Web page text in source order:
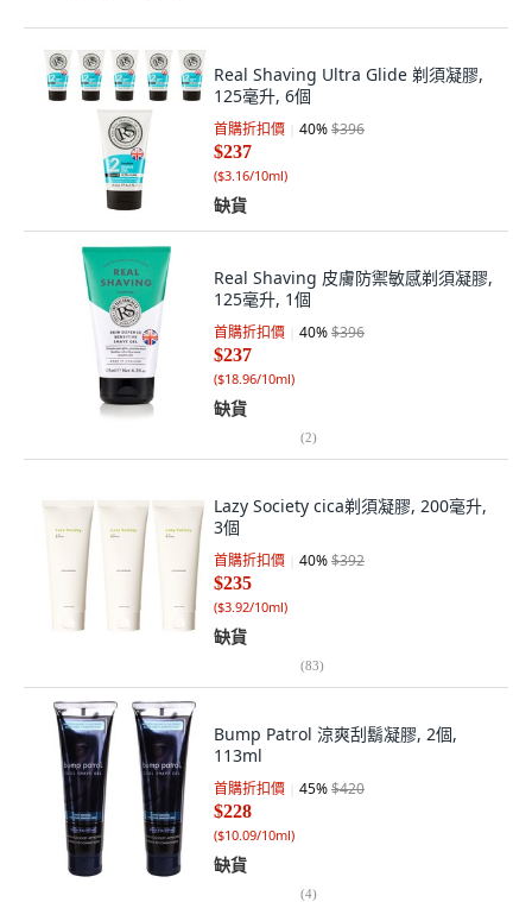
Real Shaving Ultra Glide 剃須凝膠,
125毫升, 6個
首購折扣價 40%$396
$237
($3.16/10ml)
缺貨
Real Shaving 皮膚防禦敏感剃須凝膠,
125毫升, 1個
首購折扣價 40%$396
$237
($18.96/10ml)
缺貨
(2)
Lazy Society cica剃須凝膠, 200毫升,
3個
首購折扣價 40%$392
$235
($3.92/10ml)
缺貨
(83)
Bump Patrol 涼爽刮鬍凝膠, 2個,
113ml
首購折扣價 45%$420
$228
($10.09/10ml)
缺貨
(4)